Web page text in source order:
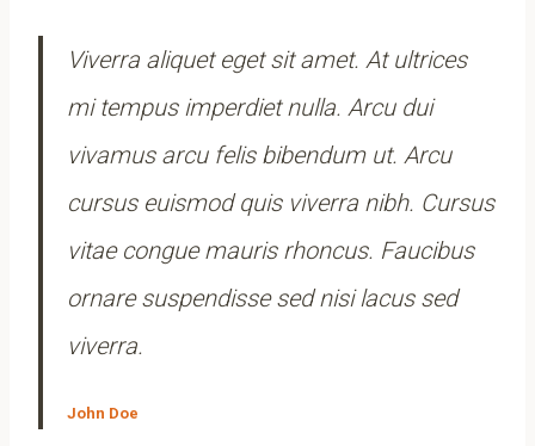
Viverra aliquet eget sit amet. At ultrices
mi tempus imperdiet nulla. Arcu dui
vivamus arcu felis bibendum ut. Arcu
cursus euismod quis viverra nibh. Cursus
vitae congue mauris rhoncus. Faucibus
ornare suspendisse sed nisi lacus sed
viverra.
John Doe